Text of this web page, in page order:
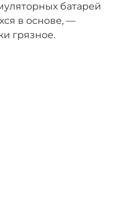
батарей
в основе, —
грязное.